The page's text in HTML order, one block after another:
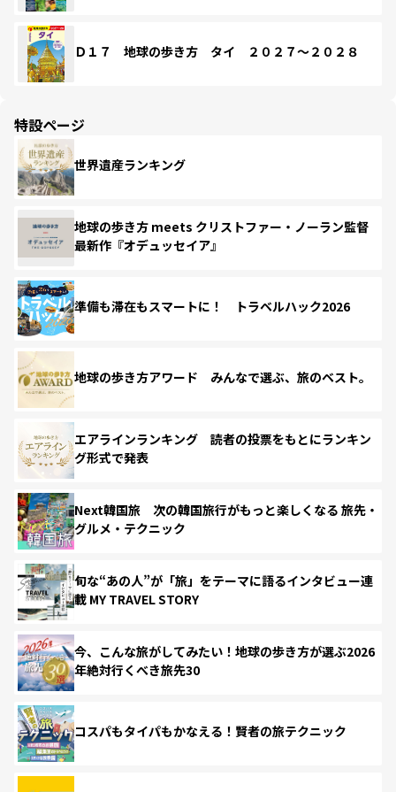
Ｄ１７ 地球の歩き方 タイ ２０２７～２０２８
特設ページ
世界遺産ランキング
地球の歩き方 meets クリストファー・ノーラン監督
最新作『オデュッセイア』
準備も滞在もスマートに！ トラベルハック2026
地球の歩き方アワード みんなで選ぶ、旅のベスト。
エアラインランキング 読者の投票をもとにランキン
グ形式で発表
Next韓国旅 次の韓国旅行がもっと楽しくなる 旅先・
グルメ・テクニック
旬な“あの人”が「旅」をテーマに語るインタビュー連
載 MY TRAVEL STORY
今、こんな旅がしてみたい！地球の歩き方が選ぶ2026
年絶対行くべき旅先30
コスパもタイパもかなえる！賢者の旅テクニック